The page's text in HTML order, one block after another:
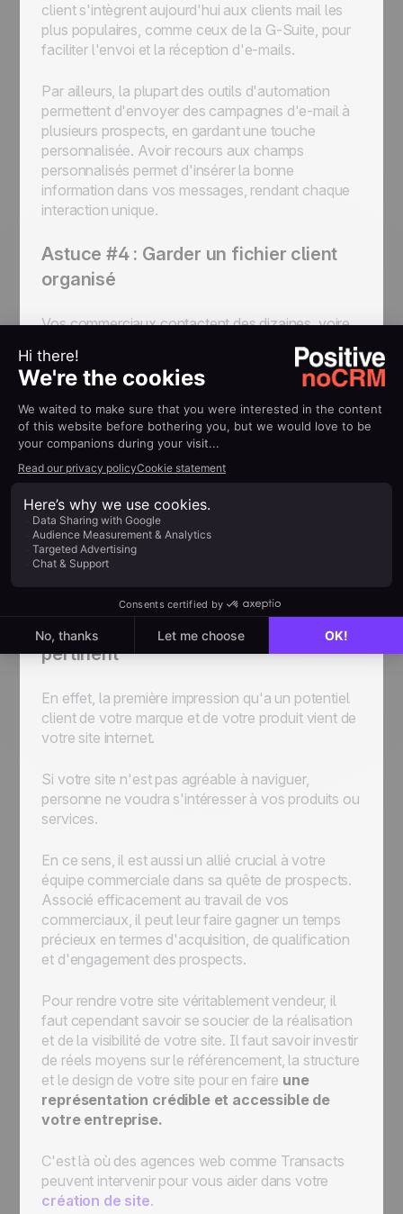
client s'intègrent aujourd'hui aux clients mail les
plus populaires, comme ceux de la G-Suite, pour
faciliter l'envoi et la réception d'e-mails.
Par ailleurs, la plupart des outils d'automation
permettent d'envoyer des campagnes d'e-mail à
plusieurs prospects, en gardant une touche
personnalisée. Avoir recours aux champs
personnalisés permet d'insérer la bonne
information dans vos messages, rendant chaque
interaction unique.
Astuce #4 : Garder un fichier client
organisé
Vos commerciaux contactent des dizaines, voire
des centaines de prospects chaque jour. Il est peu
probable que chacun puisse se rappeler de
chaque interaction dans le détail.
De plus, qualifier un prospect nécessite parfois
plusieurs prises de contact, avec plusieurs
équipes et interlocuteurs. Centraliser cette
information et pouvoir la partager est un atout.
C'est pourquoi il est capital pour les équipes de
vente d'avoir une solution pour classer, naviguer
et accéder à ces informations de manière simple
et intuitive.
Astuce #5 : Avoir un site internet
pertinent
En effet, la première impression qu'a un potentiel
client de votre marque et de votre produit vient de
votre site internet.
Si votre site n'est pas agréable à naviguer,
personne ne voudra s'intéresser à vos produits ou
services.
En ce sens, il est aussi un allié crucial à votre
équipe commerciale dans sa quête de prospects.
Associé efficacement au travail de vos
commerciaux, il peut leur faire gagner un temps
précieux en termes d'acquisition, de qualification
et d'engagement des prospects.
Pour rendre votre site véritablement vendeur, il
faut cependant savoir se soucier de la réalisation
et de la visibilité de votre site. Il faut savoir investir
de réels moyens sur le référencement, la structure
et le design de votre site pour en faire une
représentation crédible et accessible de
votre entreprise.
C'est là où des agences web comme Transacts
peuvent intervenir pour vous aider dans votre
création de site.